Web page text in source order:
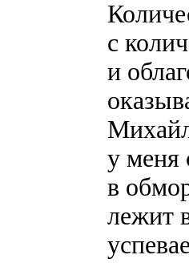
с
и
у меня
в
лежит